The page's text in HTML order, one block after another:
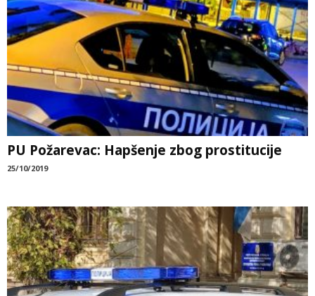
PU Požarevac: Hapšenje zbog prostitucije
25/10/2019